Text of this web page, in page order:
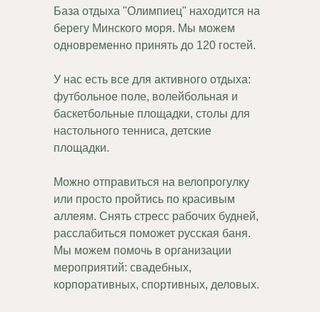
База отдыха "Олимпиец" находится на
берегу Минского моря. Мы можем
одновременно принять до 120 гостей.
У нас есть все для активного отдыха:
футбольное поле, волейбольная и
баскетбольные площадки, столы для
настольного тенниса, детские
площадки.
Можно отправиться на велопрогулку
или просто пройтись по красивым
аллеям. Снять стресс рабочих будней,
расслабиться поможет русская баня.
Мы можем помочь в организации
мероприятий: свадебных,
корпоративных, спортивных, деловых.